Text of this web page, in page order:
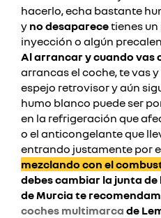
hacerlo, echa bastante
y no desaparecetienes
inyección o algún
Al arrancar y cuando vas
arrancas el coche, te vas
espejo retrovisor y aún
humo blanco puede ser
en la refrigeración que
o el anticongelante que
entrando justamente por
mezclando con el
debes cambiar la junta
de Murcia te
coches multimarca de